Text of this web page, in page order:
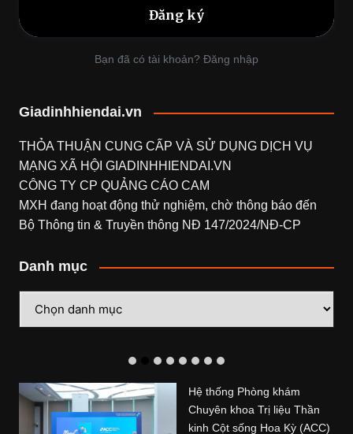
Bạn đã có tài khoản? Đăng nhập
Giadinhhiendai.vn
THỎA THUẬN CUNG CẤP VÀ SỬ DỤNG DỊCH VỤ
MẠNG XÃ HỘI GIADINHHIENDAI.VN
CÔNG TY CP QUẢNG CÁO CAM
MXH đang hoạt động thử nghiệm, chờ thông báo đến
Bộ Thông tin & Truyền thông NĐ 147/2024/NĐ-CP
Danh mục
mục
Hệ thống Phòng khám
Chuyên khoa Trị liệu Thần
kinh Cột sống Hoa Kỳ (ACC)